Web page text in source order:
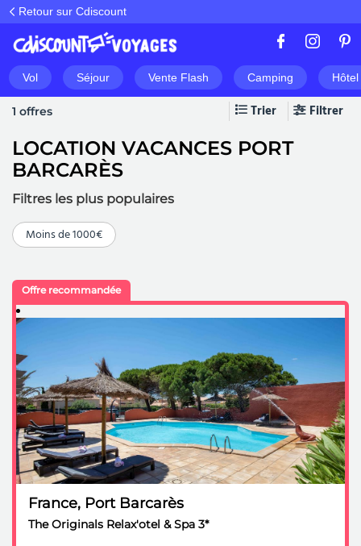
Retour sur Cdiscount
Vol Séjour Vente Flash Camping Hôtel
1 offres Trier Filtrer
LOCATION VACANCES PORT
BARCARÈS
Filtres les plus populaires
Moins de 1000€
Offre recommandée
France, Port Barcarès
The Originals Relax'otel & Spa 3*